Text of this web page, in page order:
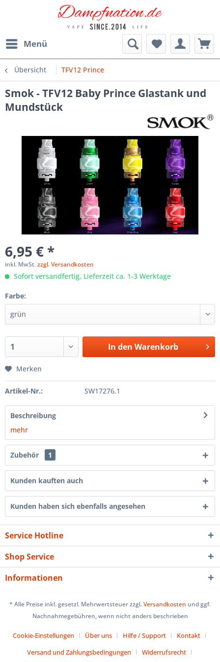
Menü
Übersicht TFV12 Prince
Smok - TFV12 Baby Prince Glastank und
Mundstück
6,95 € *
inkl. MwSt.zzgl. Versandkosten
Sofort versandfertig, Lieferzeit ca. 1-3 Werktage
Farbe:
In den Warenkorb
Merken
Artikel-Nr.: SW17276.1
Beschreibung
mehr
Zubehör 1
Kunden kauften auch
Kunden haben sich ebenfalls angesehen
Service Hotline
Shop Service
Informationen
* Alle Preise inkl. gesetzl. Mehrwertsteuer zzgl.Versandkosten und ggf.
Nachnahmegebühren, wenn nicht anders beschrieben
Cookie-Einstellungen Über uns Hilfe / Support
Kontakt
Versand und Zahlungsbedingungen
Widerrufsrecht